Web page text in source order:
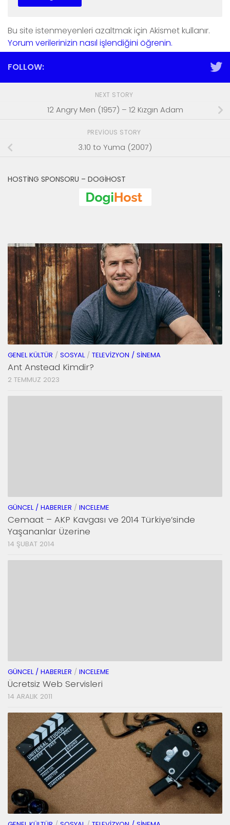
Bu site istenmeyenleri azaltmak için Akismet kullanır.
Yorum verilerinizin nasıl işlendiğini öğrenin.
FOLLOW:
NEXT STORY
12 Angry Men (1957) – 12 Kızgın Adam
PREVIOUS STORY
3.10 to Yuma (2007)
HOSTING SPONSORU – DOGIHOST
GENEL KÜLTÜR / SOSYAL/ TELEVIZYON / SINEMA
Ant Anstead Kimdir?
2 TEMMUZ 2023
GÜNCEL / HABERLER / INCELEME
Cemaat – AKP Kavgası ve 2014 Türkiye’sinde
Yaşananlar Üzerine
14 ŞUBAT 2014
GÜNCEL / HABERLER / INCELEME
Ücretsiz Web Servisleri
14 ARALIK 2011